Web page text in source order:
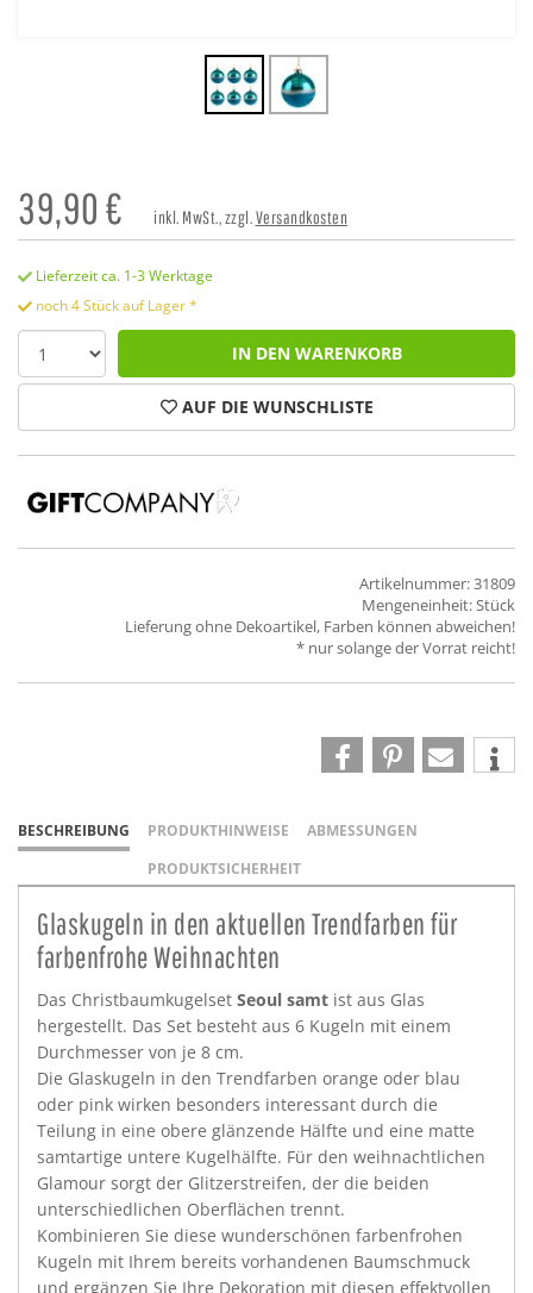
39,90€ inkl. MwSt., zzgl.Versandkosten
Lieferzeit ca. 1-3 Werktage
noch 4 Stück auf Lager *
IN DEN WARENKORB
AUF DIE WUNSCHLISTE
Artikelnummer: 31809
Mengeneinheit: Stück
Lieferung ohne Dekoartikel, Farben können abweichen!
* nur solange der Vorrat reicht!
BESCHREIBUNG PRODUKTHINWEISE
ABMESSUNGEN
PRODUKTSICHERHEIT
Glaskugeln in den aktuellen Trendfarben für
farbenfrohe Weihnachten
Das Christbaumkugelset Seoul samt ist aus Glas
hergestellt. Das Set besteht aus 6 Kugeln mit einem
Durchmesser von je 8 cm.
Die Glaskugeln in den Trendfarben orange oder blau
oder pink wirken besonders interessant durch die
Teilung in eine obere glänzende Hälfte und eine matte
samtartige untere Kugelhälfte. Für den weihnachtlichen
Glamour sorgt der Glitzerstreifen, der die beiden
unterschiedlichen Oberflächen trennt.
Kombinieren Sie diese wunderschönen farbenfrohen
Kugeln mit Ihrem bereits vorhandenen Baumschmuck
und ergänzen Sie Ihre Dekoration mit diesen effektvollen